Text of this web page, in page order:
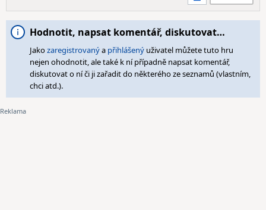
Hodnotit, napsat komentář, diskutovat…
Jakozaregistrovanýa přihlášený uživatel můžete tuto hru
nejen ohodnotit, ale také k ní případně napsat komentář,
diskutovat o ní či ji zařadit do některého ze seznamů (vlastním,
chci atd.).